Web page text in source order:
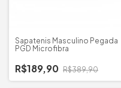
Sapatenis Masculino Pegada
PGD Microfibra
R$189,90 R$389,90